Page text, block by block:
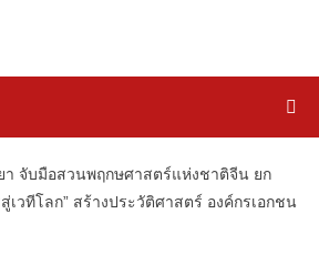
จับมือสวนพฤกษศาสตร์แห่งชาติจีน ยก
วทีโลก” สร้างประวัติศาสตร์ องค์กรเอกชน